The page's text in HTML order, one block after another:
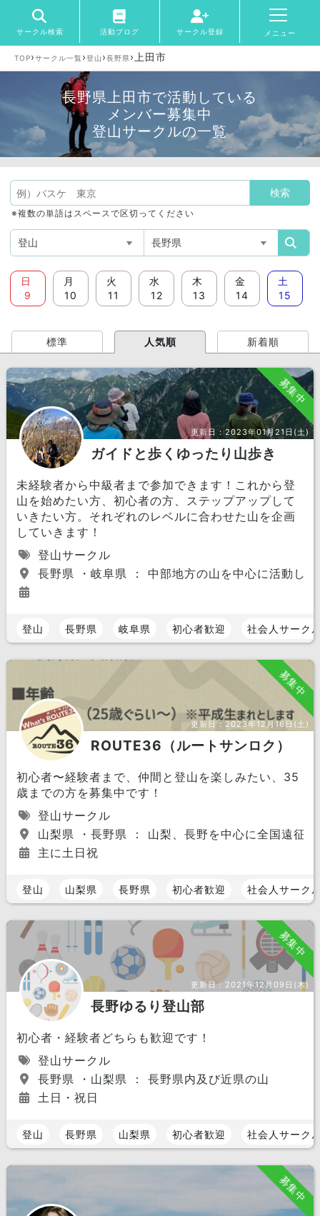
サークル検索 活動ブログ サークル登録 メニュー
TOP›サークル一覧 ›登山 ›長野県› 上田市
長野県上田市で活動している
メンバー募集中
登山サークルの一覧
※複数の単語はスペースで区切ってください
日
9
月
10
火
11
水
12
木
13
金
14
土
15
標準 人気順 新着順
募集中
更新日：2023年01月21日(土)
ガイドと歩くゆったり山歩き
未経験者から中級者まで参加できます！これから登
山を始めたい方、初心者の方、ステップアップして
いきたい方。それぞれのレベルに合わせた山を企画
していきます！
登山サークル
長野県 ・岐阜県 ： 中部地方の山を中心に活動し
登山 長野県 岐阜県 初心者歓迎 社会人サーク
募集中
更新日： 2023年12月16日(土)
ROUTE36（ルートサンロク）
初心者〜経験者まで、仲間と登山を楽しみたい、35
歳までの方を募集中です！
登山サークル
山梨県 ・長野県 ： 山梨、長野を中心に全国遠征
主に土日祝
登山 山梨県 長野県 初心者歓迎 社会人サーク
募集中
更新日： 2021年12月09日(木)
長野ゆるり登山部
初心者・経験者どちらも歓迎です！
登山サークル
長野県 ・山梨県 ： 長野県内及び近県の山
土日・祝日
登山 長野県 山梨県 初心者歓迎 社会人サーク
募集中